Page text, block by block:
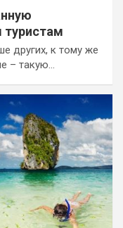
туристам
других, к тому же
– такую…